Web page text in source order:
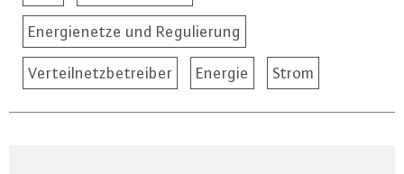
Energienetze und Regulierung
Verteilnetzbetreiber Energie Strom